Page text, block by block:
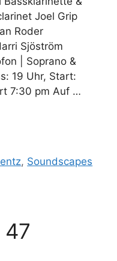
Joel Grip
Roder
Sjöström
| Soprano &
19 Uhr, Start:
7:30 pm Auf …
, Soundscapes
47